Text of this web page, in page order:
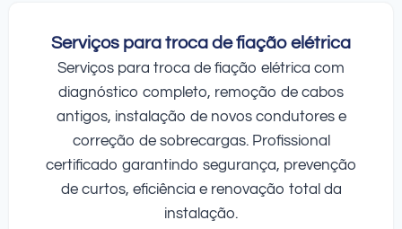
Serviços para troca de fiação elétrica
Serviços para troca de fiação elétrica com
diagnóstico completo, remoção de cabos
antigos, instalação de novos condutores e
correção de sobrecargas. Profissional
certificado garantindo segurança, prevenção
de curtos, eficiência e renovação total da
instalação.